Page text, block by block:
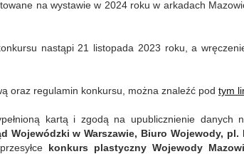
na wystawie w 2024 roku w arkadach
nastąpi 21 listopada 2023 roku, a
oraz regulamin konkursu, można znaleźć pod tym
kartą i zgodą na upublicznienie danych
Wojewódzki w Warszawie, Biuro Wojewody, pl.
konkurs plastyczny Wojewody